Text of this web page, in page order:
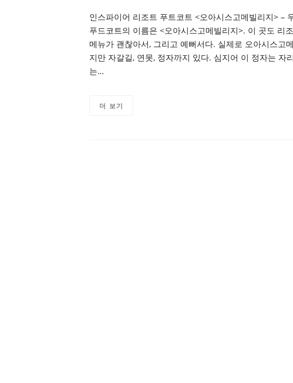
인스파이어 리조트 푸트코트 <오아시스고메빌리지>
푸드코트의 이름은 <오아시스고메빌리지>. 이 곳도 리
메뉴가 괜찮아서, 그리고 예뻐서다. 실제로 오아시스고
지만 자갈길, 연못, 정자까지 있다. 심지어 이 정자는
는…
더 보기